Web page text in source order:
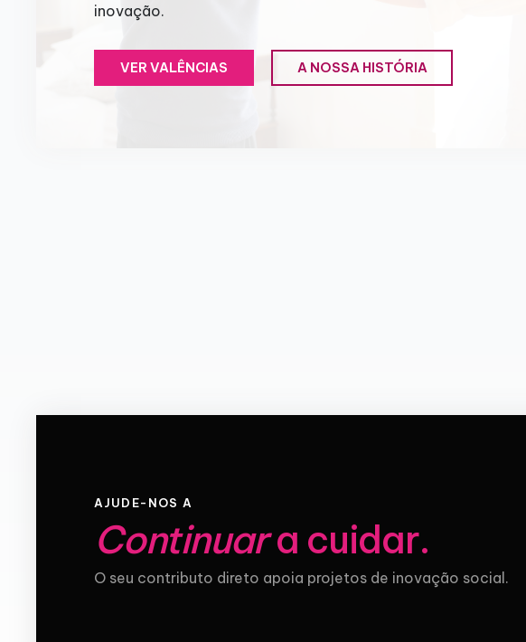
inovação.
VER VALÊNCIAS A NOSSA HISTÓRIA
AJUDE-NOS A
Continuara cuidar.
O seu contributo direto apoia projetos de inovação social.